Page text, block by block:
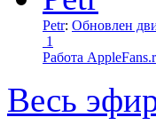
Petr: Обновлен
1
Работа
Весь